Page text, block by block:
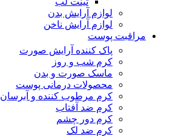
لوازم آرایش بدن
لوازم آرایش ناخن
مراقبت پوست
پاک کننده آرایش صورت
کرم شب و روز
ماسک صورت و بدن
محصولات درمانی پوست
کرم مرطوب کننده و آبرسان
کرم ضد آفتاب
کرم دور چشم
کرم ضد لک